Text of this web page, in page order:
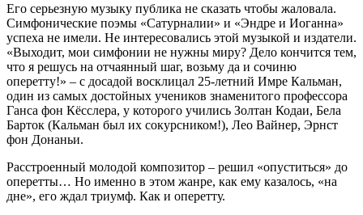
Его серьезную музыку публика не сказать чтобы жаловала.
Симфонические поэмы «Сатурналии» и «Эндре и Иоганна»
успеха не имели. Не интересовались этой музыкой и издатели.
«Выходит, мои симфонии не нужны миру? Дело кончится тем,
что я решусь на отчаянный шаг, возьму да и сочиню
оперетту!» – с досадой восклицал 25-летний Имре Кальман,
один из самых достойных учеников знаменитого профессора
Ганса фон Кёсслера, у которого учились Золтан Кодаи, Бела
Барток (Кальман был их сокурсником!), Лео Вайнер, Эрнст
фон Донаньи.
Расстроенный молодой композитор – решил «опуститься» до
оперетты… Но именно в этом жанре, как ему казалось, «на
дне», его ждал триумф. Как и оперетту.